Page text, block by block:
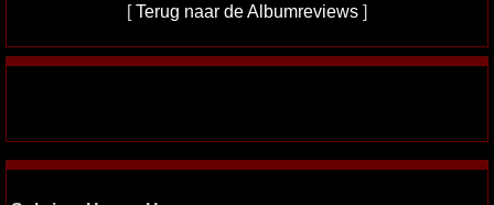
[Terug naar de Albumreviews ]